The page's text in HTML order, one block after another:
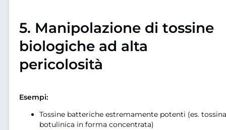
5. Manipolazione di tossine
biologiche ad alta
pericolosità
Esempi:
Tossine batteriche estremamente potenti (es. tossina
botulinica in forma concentrata)